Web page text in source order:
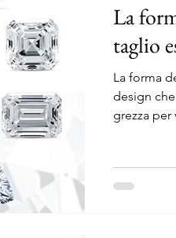
La
taglio
La forma
design
grezza per